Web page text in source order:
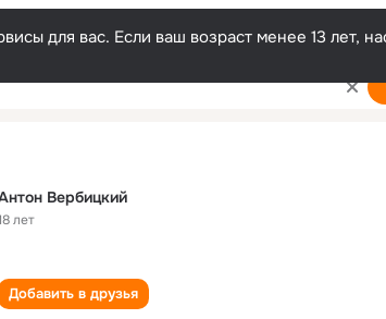
для вас. Если ваш возраст менее 13 лет,
Вербицкий
лет
Добавить в друзья